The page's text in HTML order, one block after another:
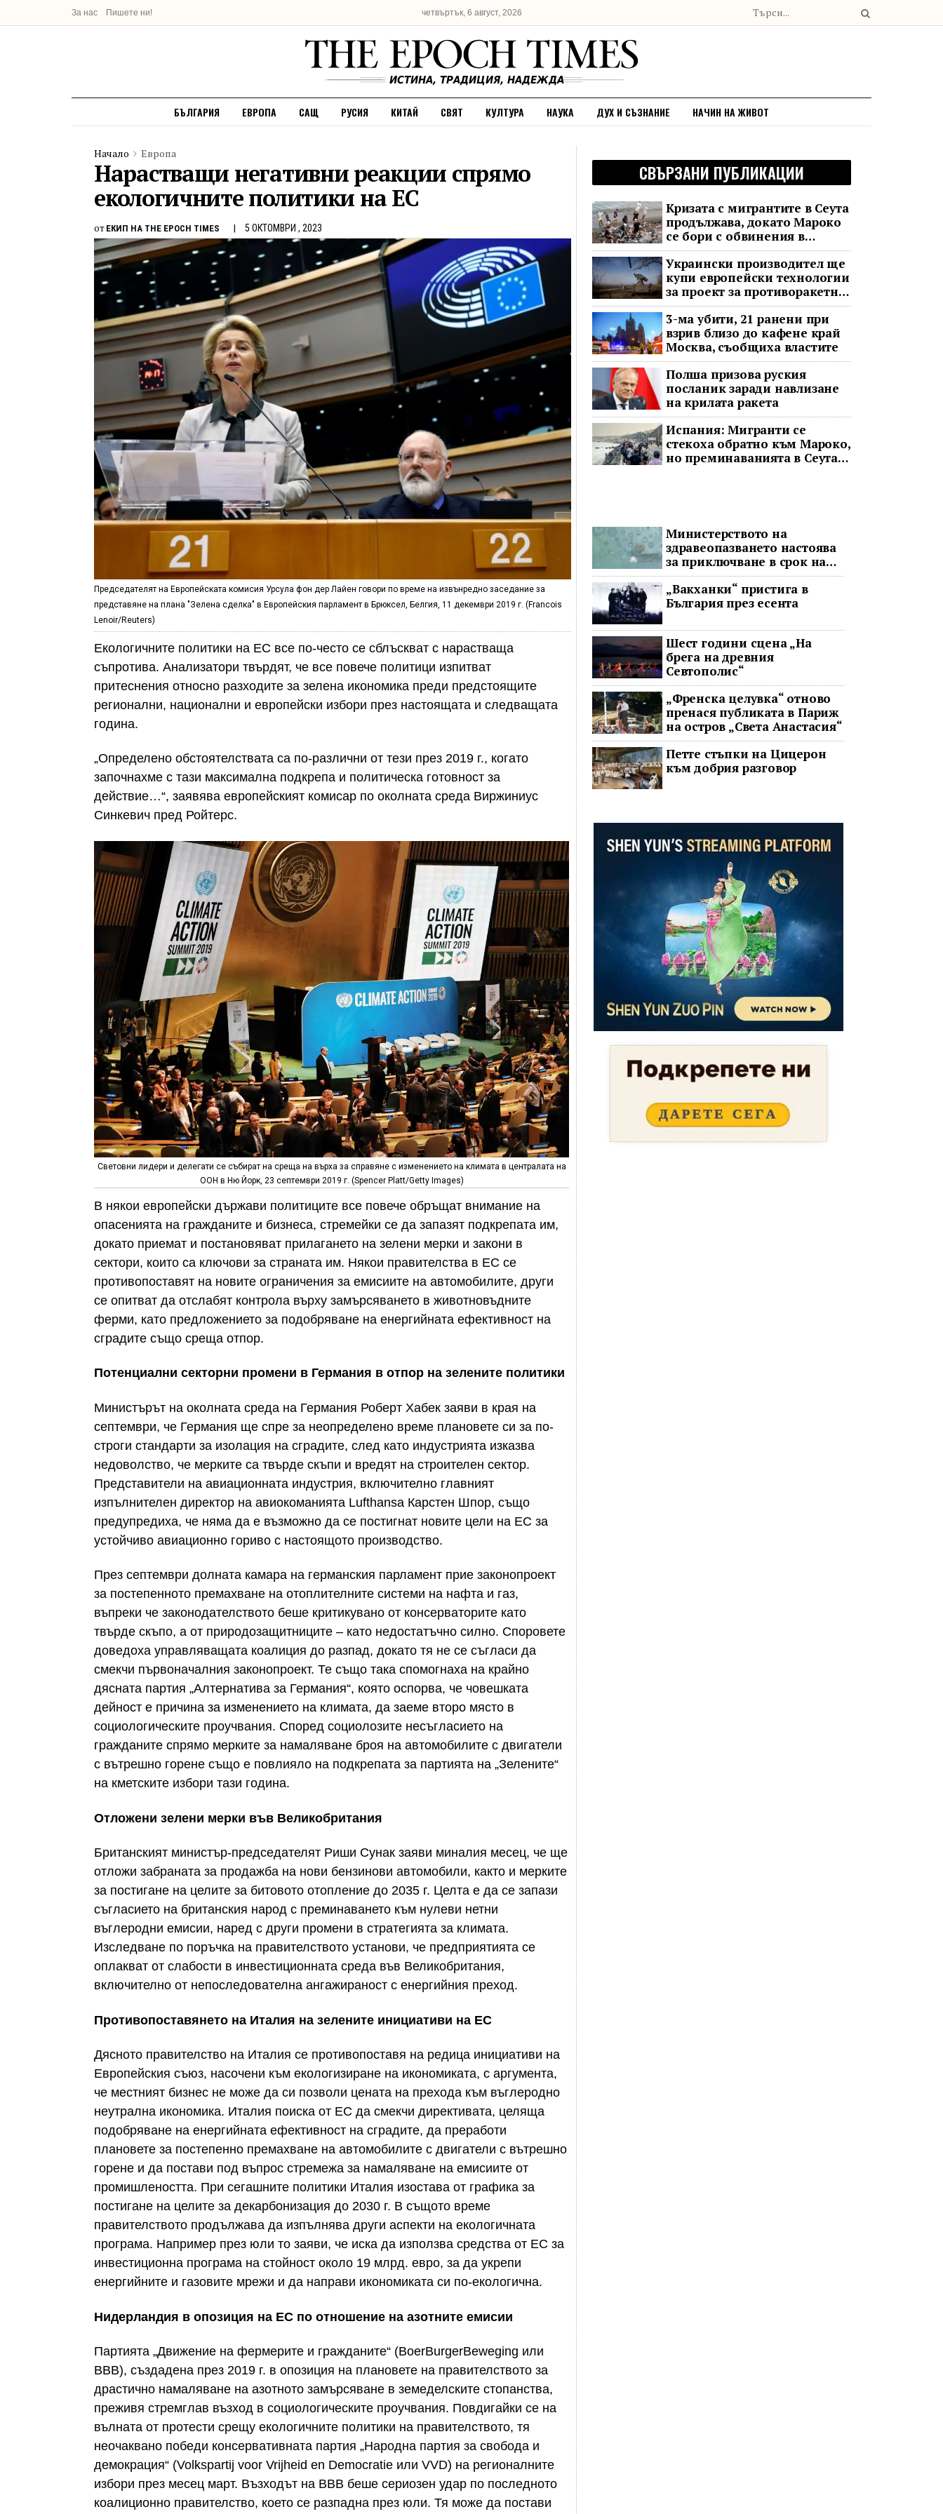
За нас Пишете ни! четвъртък, 6 август, 2026
БЪЛГАРИЯ ЕВРОПА САЩ РУСИЯ КИТАЙ СВЯТ КУЛТУРА НАУКА ДУХ И СЪЗНАНИЕ НАЧИН НА ЖИВОТ
Начало Европа
Нарастващи негативни реакции спрямо
екологичните политики на ЕС
от ЕКИП НА THE EPOCH TIMES 5 ОКТОМВРИ , 2023
Председателят на Европейската комисия Урсула фон дер Лайен говори по време на извънредно заседание за
представяне на плана "Зелена сделка" в Европейския парламент в Брюксел, Белгия, 11 декември 2019 г. (Francois
Lenoir/Reuters)
Екологичните политики на ЕС все по-често се сблъскват с нарастваща
съпротива. Анализатори твърдят, че все повече политици изпитват
притеснения относно разходите за зелена икономика преди предстоящите
регионални, национални и европейски избори през настоящата и следващата
година.
„Определено обстоятелствата са по-различни от тези през 2019 г., когато
започнахме с тази максимална подкрепа и политическа готовност за
действие…“, заявява европейският комисар по околната среда Виржиниус
Синкевич пред Ройтерс.
Световни лидери и делегати се събират на среща на върха за справяне с изменението на климата в централата на
ООН в Ню Йорк, 23 септември 2019 г. (Spencer Platt/Getty Images)
В някои европейски държави политиците все повече обръщат внимание на
опасенията на гражданите и бизнеса, стремейки се да запазят подкрепата им,
докато приемат и постановяват прилагането на зелени мерки и закони в
сектори, които са ключови за страната им. Някои правителства в ЕС се
противопоставят на новите ограничения за емисиите на автомобилите, други
се опитват да отслабят контрола върху замърсяването в животновъдните
ферми, като предложението за подобряване на енергийната ефективност на
сградите също среща отпор.
Потенциални секторни промени в Германия в отпор на зелените политики
Министърът на околната среда на Германия Роберт Хабек заяви в края на
септември, че Германия ще спре за неопределено време плановете си за по-
строги стандарти за изолация на сградите, след като индустрията изказва
недоволство, че мерките са твърде скъпи и вредят на строителен сектор.
Представители на авиационната индустрия, включително главният
изпълнителен директор на авиокоманията Lufthansa Карстен Шпор, също
предупредиха, че няма да е възможно да се постигнат новите цели на ЕС за
устойчиво авиационно гориво с настоящото производство.
През септември долната камара на германския парламент прие законопроект
за постепенното премахване на отоплителните системи на нафта и газ,
въпреки че законодателството беше критикувано от консерваторите като
твърде скъпо, а от природозащитниците – като недостатъчно силно. Споровете
доведоха управляващата коалиция до разпад, докато тя не се съгласи да
смекчи първоначалния законопроект. Те също така спомогнаха на крайно
дясната партия „Алтернатива за Германия“, която оспорва, че човешката
дейност е причина за изменението на климата, да заеме второ място в
социологическите проучвания. Според социолозите несъгласието на
гражданите спрямо мерките за намаляване броя на автомобилите с двигатели
с вътрешно горене също е повлияло на подкрепата за партията на „Зелените“
на кметските избори тази година.
Отложени зелени мерки във Великобритания
Британският министър-председателят Риши Сунак заяви миналия месец, че ще
отложи забраната за продажба на нови бензинови автомобили, както и мерките
за постигане на целите за битовото отопление до 2035 г. Целта е да се запази
съгласието на британския народ с преминаването към нулеви нетни
въглеродни емисии, наред с други промени в стратегията за климата.
Изследване по поръчка на правителството установи, че предприятията се
оплакват от слабости в инвестиционната среда във Великобритания,
включително от непоследователна ангажираност с енергийния преход.
Противопоставянето на Италия на зелените инициативи на ЕС
Дясното правителство на Италия се противопоставя на редица инициативи на
Европейския съюз, насочени към екологизиране на икономиката, с аргумента,
че местният бизнес не може да си позволи цената на прехода към въглеродно
неутрална икономика. Италия поиска от ЕС да смекчи директивата, целяща
подобряване на енергийната ефективност на сградите, да преработи
плановете за постепенно премахване на автомобилите с двигатели с вътрешно
горене и да постави под въпрос стремежа за намаляване на емисиите от
промишлеността. При сегашните политики Италия изостава от графика за
постигане на целите за декарбонизация до 2030 г. В същото време
правителството продължава да изпълнява други аспекти на екологичната
програма. Например през юли то заяви, че иска да използва средства от ЕС за
инвестиционна програма на стойност около 19 млрд. евро, за да укрепи
енергийните и газовите мрежи и да направи икономиката си по-екологична.
Нидерландия в опозиция на ЕС по отношение на азотните емисии
Партията „Движение на фермерите и гражданите“ (BoerBurgerBeweging или
BBB), създадена през 2019 г. в опозиция на плановете на правителството за
драстично намаляване на азотното замърсяване в земеделските стопанства,
преживя стремглав възход в социологическите проучвания. Повдигайки се на
вълната от протести срещу екологичните политики на правителството, тя
неочаквано победи консервативната партия „Народна партия за свобода и
демокрация“ (Volkspartij voor Vrijheid en Democratie или VVD) на регионалните
избори през месец март. Възходът на BBB беше сериозен удар по последното
коалиционно правителство, което се разпадна през юли. Тя може да постави
СВЪРЗАНИ ПУБЛИКАЦИИ
Кризата с мигрантите в Сеута
продължава, докато Мароко
се бори с обвинения в
чужбина и с гнева у дома
Украински производител ще
купи европейски технологии
за проект за противоракетна
отбрана
3-ма убити, 21 ранени при
взрив близо до кафене край
Москва, съобщиха властите
Полша призова руския
посланик заради навлизане
на крилата ракета
Испания: Мигранти се
стекоха обратно към Мароко,
но преминаванията в Сеута
Министерството на
здравеопазването настоява
за приключване в срок на
два ключови строителни
проекта
„Вакханки“ пристига в
България през есента
Шест години сцена „На
брега на древния
Севтополис“
„Френска целувка“ отново
пренася публиката в Париж
на остров „Света Анастасия“
Петте стъпки на Цицерон
към добрия разговор